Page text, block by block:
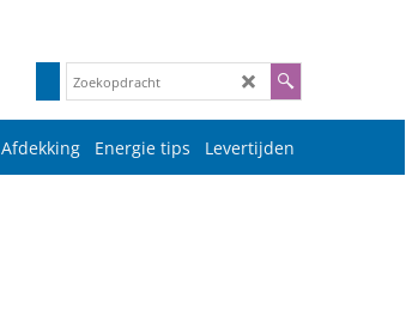
Afdekking Energie tips Levertijden